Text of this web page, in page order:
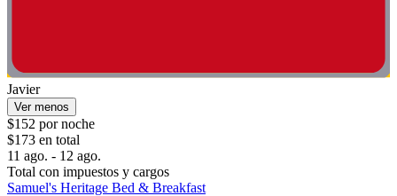
Javier
Ver menos
$152 por noche
$173 en total
11 ago. - 12 ago.
Total con impuestos y cargos
Samuel's Heritage Bed & Breakfast